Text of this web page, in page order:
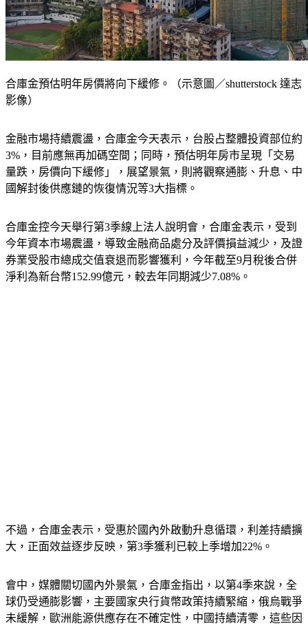
合庫金預估明年房價將向下緩修。（示意圖／shutterstock 達志
影像）
金融市場持續震盪，合庫金今天表示，台股占整體投資部位約
3%，目前應無再加碼空間；同時，預估明年房市呈現「交易
量跌，房價向下緩修」，展望景氣，則將觀察通膨、升息、中
國解封後供應鏈的恢復情況等3大指標。
合庫金控今天舉行第3季線上法人說明會，合庫金表示，受到
今年資本市場震盪，導致金融商品處分及評價損益減少，及證
券業受股市總成交值衰退而影響獲利，今年截至9月稅後合併
淨利為新台幣152.99億元，較去年同期減少7.08%。
不過，合庫金表示，受惠於國內外啟動升息循環，利差持續擴
大，正面效益逐步反映，第3季獲利已較上季增加22%。
會中，媒體關切國內外景氣，合庫金指出，以第4季來說，全
球仍受通膨影響，主要國家央行貨幣政策持續緊縮，俄烏戰爭
未緩解，歐洲能源供應存在不確定性，中國持續清零，這些因